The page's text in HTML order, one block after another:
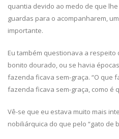
quantia devido ao medo de que
guardas para o acompanharem,
importante.
Eu também questionava a respeito
bonito dourado, ou se havia
fazenda ficava sem-graça. “O que
fazenda ficava sem-graça, como é
Vê-se que eu estava muito mais
nobiliárquica do que pelo “gato de